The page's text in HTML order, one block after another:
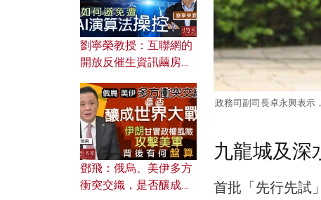
政務司副司長卓永興表示
九龍城及深
首批「先行先試
劉寧榮教授：互聯網的
開放反催生資訊繭房，
何避免遭AI演算法操
控？
鄧飛：俄烏、美伊多方
衝突交織，是否釀成世